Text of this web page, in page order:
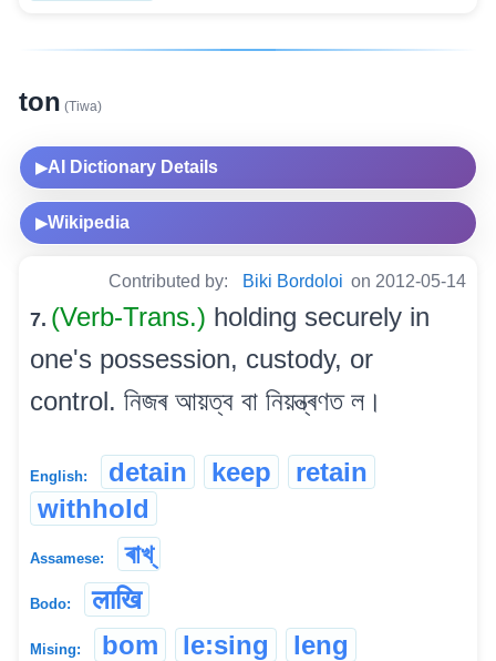
ton (Tiwa)
▶AI Dictionary Details
▶Wikipedia
Contributed by: Biki Bordoloi on 2012-05-14
7. (Verb-Trans.) holding securely in
one's possession, custody, or
control. নিজৰ আয়ত্ব বা নিয়ন্ত্ৰণত ল।
English: detain keep
retain
withhold
Assamese: ৰাখ্
Bodo: लाखि
Mising: bom le:sing
leng